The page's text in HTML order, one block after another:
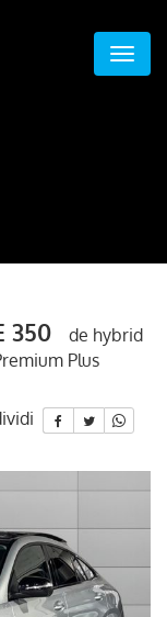
350
de hybrid
Plus